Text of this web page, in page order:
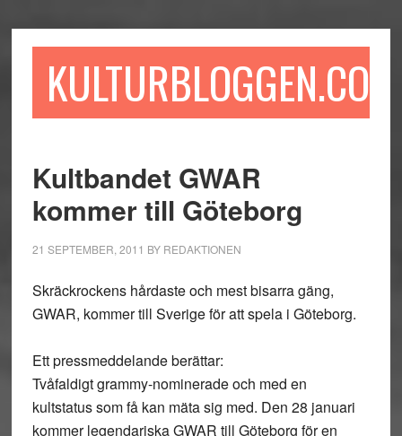
till
till
sidofältet
till
KULTURBLOGGEN.COM
Kultbandet GWAR
kommer till Göteborg
21 SEPTEMBER, 2011 BY REDAKTIONEN
Skräckrockens hårdaste och mest bisarra gäng,
GWAR, kommer till Sverige för att spela i Göteborg.
Ett pressmeddelande berättar:
Tvåfaldigt grammy-nominerade och med en
kultstatus som få kan mäta sig med. Den 28 januari
kommer legendariska GWAR till Göteborg för en